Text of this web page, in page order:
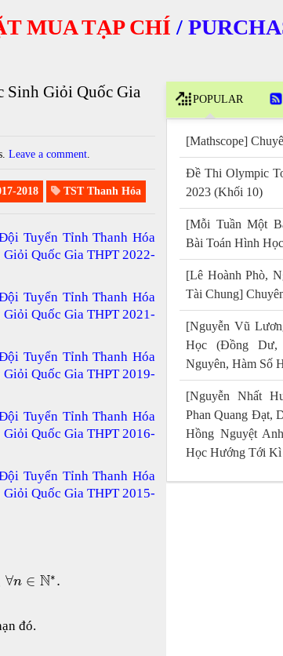
TẠP CHÍ/PURCHASE
Giỏi Quốc Gia
Leave a comment
2018 TST Thanh Hóa
Tuyển Tỉnh Thanh Hóa
Quốc Gia THPT 2022-
Tuyển Tỉnh Thanh Hóa
Quốc Gia THPT 2021-
Tuyển Tỉnh Thanh Hóa
Quốc Gia THPT 2019-
Tuyển Tỉnh Thanh Hóa
Quốc Gia THPT 2016-
Tuyển Tỉnh Thanh Hóa
Quốc Gia THPT 2015-
∀n ∈ N∗.
đó.
POPULAR
[Mathscope]
Đề Thi Olympic
2023 (Khối 10)
[Mỗi Tuần Một
Bài Toán Hình
[Lê Hoành Phò,
Tài Chung]
[Nguyễn Vũ
Học (Đồng Dư,
Nguyên, Hàm Số
[Nguyễn Nhất
Phan Quang Đạt,
Hồng Nguyệt
Học Hướng Tới Kì